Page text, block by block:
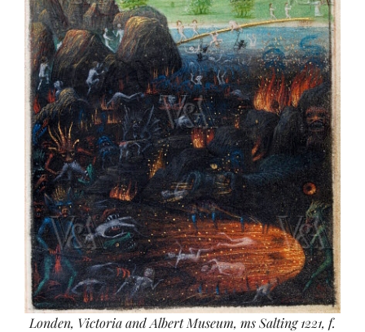
Londen, Victoria and Albert Museum, ms Salting 1221, f.